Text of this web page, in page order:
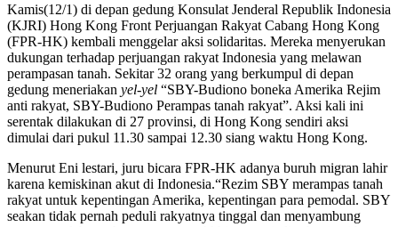
Kamis(12/1) di depan gedung Konsulat Jenderal Republik Indonesia
(KJRI) Hong Kong Front Perjuangan Rakyat Cabang Hong Kong
(FPR-HK) kembali menggelar aksi solidaritas. Mereka menyerukan
dukungan terhadap perjuangan rakyat Indonesia yang melawan
perampasan tanah. Sekitar 32 orang yang berkumpul di depan
gedung meneriakan yel-yel “SBY-Budiono boneka Amerika Rejim
anti rakyat, SBY-Budiono Perampas tanah rakyat”. Aksi kali ini
serentak dilakukan di 27 provinsi, di Hong Kong sendiri aksi
dimulai dari pukul 11.30 sampai 12.30 siang waktu Hong Kong.
Menurut Eni lestari, juru bicara FPR-HK adanya buruh migran lahir
karena kemiskinan akut di Indonesia.“Rezim SBY merampas tanah
rakyat untuk kepentingan Amerika, kepentingan para pemodal. SBY
seakan tidak pernah peduli rakyatnya tinggal dan menyambung